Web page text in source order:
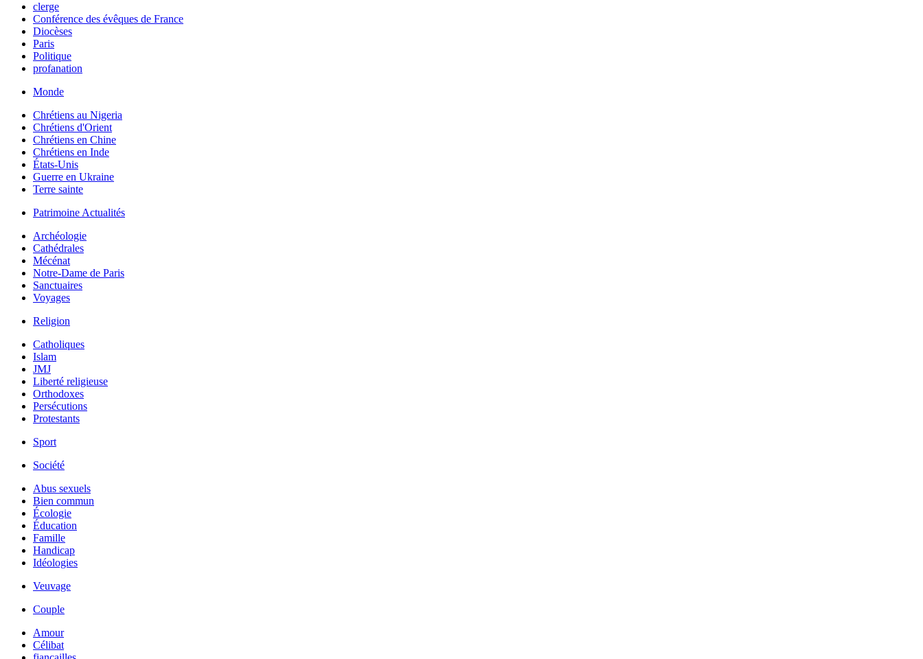
clerge
Conférence des évêques de France
Diocèses
Paris
Politique
profanation
Monde
Chrétiens au Nigeria
Chrétiens d'Orient
Chrétiens en Chine
Chrétiens en Inde
États-Unis
Guerre en Ukraine
Terre sainte
Patrimoine Actualités
Archéologie
Cathédrales
Mécénat
Notre-Dame de Paris
Sanctuaires
Voyages
Religion
Catholiques
Islam
JMJ
Liberté religieuse
Orthodoxes
Persécutions
Protestants
Sport
Société
Abus sexuels
Bien commun
Écologie
Éducation
Famille
Handicap
Idéologies
Veuvage
Couple
Amour
Célibat